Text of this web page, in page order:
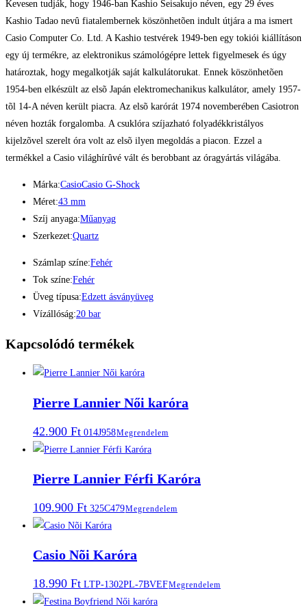
Kevesen tudják, hogy 1946-ban Kashio Seisakujo néven, egy 29 éves
Kashio Tadao nevû fiatalembernek köszönhetõen indult útjára a ma ismert
Casio Computer Co. Ltd. A Kashio testvérek 1949-ben egy tokiói kiállításon
egy új termékre, az elektronikus számológépre lettek figyelmesek és úgy
határoztak, hogy megalkotják saját kalkulátorukat. Ennek köszönhetõen
1954-ben elkészült az elsõ Japán elektromechanikus kalkulátor, amely 1957-
tõl 14-A néven került piacra. Az elsõ karórát 1974 novemberében Casiotron
néven hozták forgalomba. A csuklóra szíjazható folyadékkristályos
kijelzõvel szerelt óra volt az elsõ ilyen megoldás a piacon. Ezzel a
termékkel a Casio világhírûvé vált és berobbant az óragyártás világába.
Márka:CasioCasio G-Shock
Méret:43 mm
Szíj anyaga:Műanyag
Szerkezet:Quartz
Számlap színe:Fehér
Tok színe:Fehér
Üveg típusa:Edzett ásványüveg
Vízállóság:20 bar
Kapcsolódó termékek
Pierre Lannier Női karóra
42.900 Ft 014J958Megrendelem
Pierre Lannier Férfi Karóra
109.900 Ft 325C479Megrendelem
Casio Nõi Karóra
18.990 Ft LTP-1302PL-7BVEFMegrendelem